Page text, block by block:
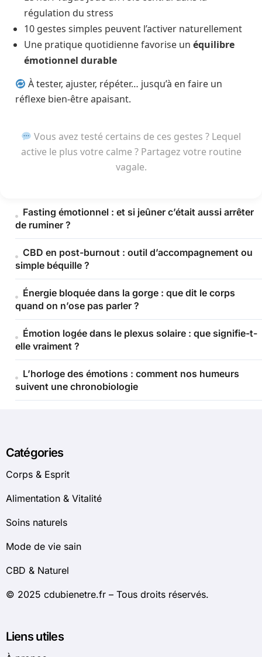
régulation du stress
10 gestes simples peuvent l’activer naturellement
Une pratique quotidienne favorise un équilibre
émotionnel durable
À tester, ajuster, répéter… jusqu’à en faire un
réflexe bien-être apaisant.
Vous avez testé certains de ces gestes ? Lequel
active le plus votre calme ? Partagez votre routine
vagale.
Fasting émotionnel : et si jeûner c’était aussi arrêter
de ruminer ?
CBD en post-burnout : outil d’accompagnement ou
simple béquille ?
Énergie bloquée dans la gorge : que dit le corps
quand on n’ose pas parler ?
Émotion logée dans le plexus solaire : que signifie-t-
elle vraiment ?
L’horloge des émotions : comment nos humeurs
suivent une chronobiologie
Catégories
Corps & Esprit
Alimentation & Vitalité
Soins naturels
Mode de vie sain
CBD & Naturel
© 2025 cdubienetre.fr – Tous droits réservés.
Liens utiles